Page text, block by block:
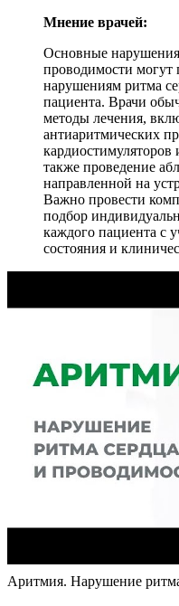
Мнение врачей:
Основные
проводимости могут
нарушениям ритма
пациента. Врачи
методы лечения,
антиаритмических
кардиостимуляторов
также проведение
направленной на
Важно провести
подбор
каждого пациента с
состояния и
Аритмия. Нарушение